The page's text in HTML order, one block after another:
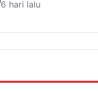
6 hari lalu